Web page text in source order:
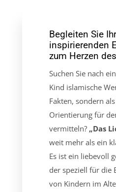
Begleiten Sie
inspirierenden
zum Herzen
Suchen Sie nach
Kind islamische
Fakten, sondern
Orientierung für
vermitteln? „Das
weit mehr als ein
Es ist ein liebevoll
der speziell für die
von Kindern im